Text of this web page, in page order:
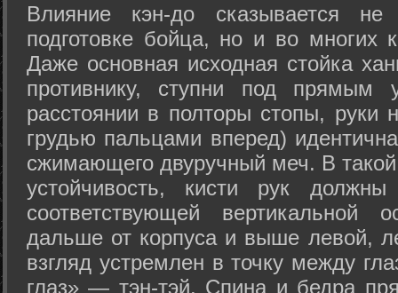
Влияние кэн-до сказывается не
подготовке бойца, но и во многих
Даже основная исходная стойка
противнику, ступни под прямым
расстоянии в полторы стопы, руки
грудью пальцами вперед)
сжимающего двуручный меч. В
устойчивость, кисти рук
соответствующей
дальше от корпуса и выше левой,
взгляд устремлен в точку между
глаз» — тэн-тэй. Спина и бедра